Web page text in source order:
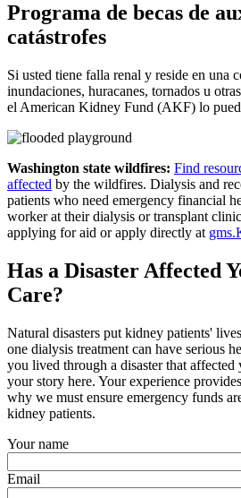
Programa de becas de
catástrofes
Si usted tiene falla renal y reside en una
inundaciones, huracanes, tornados u
el American Kidney Fund (AKF) lo
Washington state wildfires: Find
affected by the wildfires. Dialysis and
patients who need emergency financial
worker at their dialysis or transplant
applying for aid or apply directly at
Has a Disaster Affected
Care?
Natural disasters put kidney patients'
one dialysis treatment can have serious
you lived through a disaster that affected
your story here. Your experience
why we must ensure emergency funds
kidney patients.
Your name
Email